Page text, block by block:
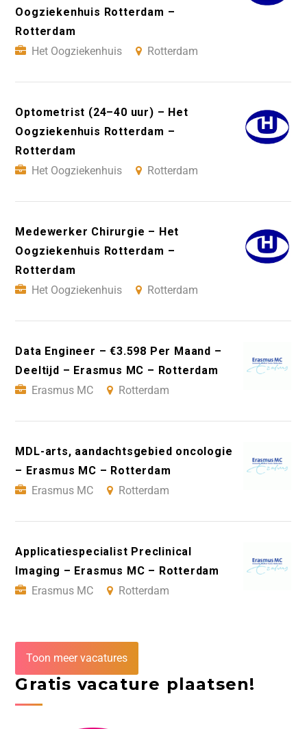
Oogziekenhuis Rotterdam –
Rotterdam
Het Oogziekenhuis
Rotterdam
Optometrist (24–40 uur) – Het
Oogziekenhuis Rotterdam –
Rotterdam
Het Oogziekenhuis
Rotterdam
Medewerker Chirurgie – Het
Oogziekenhuis Rotterdam –
Rotterdam
Het Oogziekenhuis
Rotterdam
Data Engineer – €3.598 Per Maand –
Deeltijd – Erasmus MC – Rotterdam
Erasmus MC
Rotterdam
MDL-arts, aandachtsgebied oncologie
– Erasmus MC – Rotterdam
Erasmus MC
Rotterdam
Applicatiespecialist Preclinical
Imaging – Erasmus MC – Rotterdam
Erasmus MC
Rotterdam
Toon meer vacatures
Gratis vacature plaatsen!